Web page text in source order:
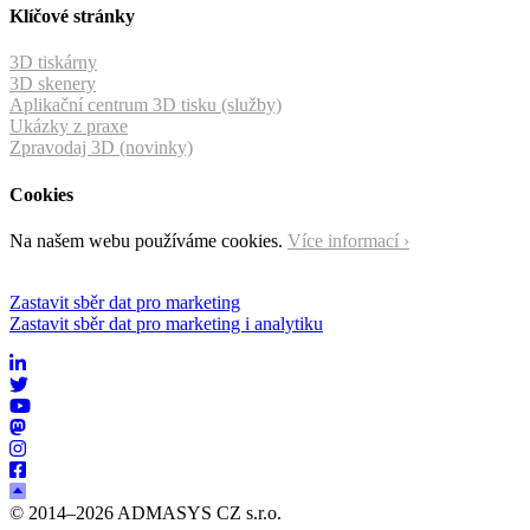
Klíčové stránky
3D tiskárny
3D skenery
Aplikační centrum 3D tisku (služby)
Ukázky z praxe
Zpravodaj 3D (novinky)
Cookies
Na našem webu používáme cookies. Více informací ›
Zastavit sběr dat pro marketing
Zastavit sběr dat pro marketing i analytiku
© 2014–2026 ADMASYS CZ s.r.o.